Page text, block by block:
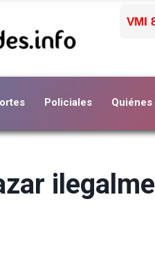
VMI
Policiales